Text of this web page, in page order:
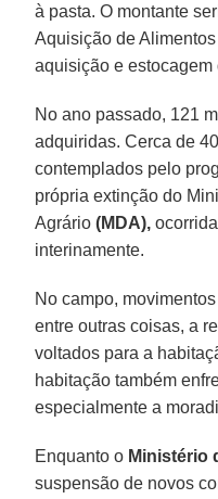
à pasta. O montante
Aquisição de
aquisição e
No ano passado, 121
adquiridas. Cerca de
contemplados pelo
própria extinção do
Agrário(MDA),
interinamente.
No campo,
entre outras coisas, a
voltados para a
habitação também
especialmente a
Enquanto o Ministério
suspensão de novos